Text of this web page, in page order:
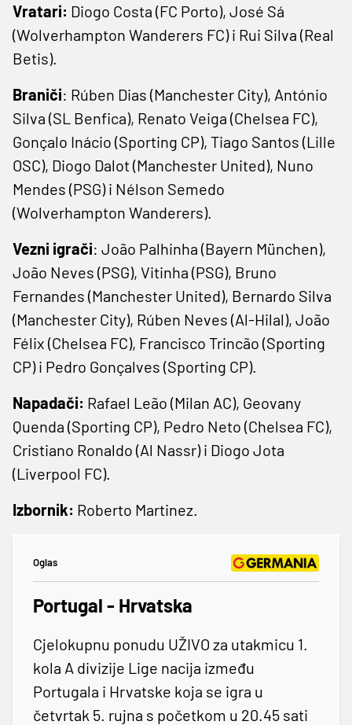
Vratari: Diogo Costa (FC Porto), José Sá
(Wolverhampton Wanderers FC) i Rui Silva (Real
Betis).
Braniči: Rúben Dias (Manchester City), António
Silva (SL Benfica), Renato Veiga (Chelsea FC),
Gonçalo Inácio (Sporting CP), Tiago Santos (Lille
OSC), Diogo Dalot (Manchester United), Nuno
Mendes (PSG) i Nélson Semedo
(Wolverhampton Wanderers).
Vezni igrači: João Palhinha (Bayern München),
João Neves (PSG), Vitinha (PSG), Bruno
Fernandes (Manchester United), Bernardo Silva
(Manchester City), Rúben Neves (Al-Hilal), João
Félix (Chelsea FC), Francisco Trincão (Sporting
CP) i Pedro Gonçalves (Sporting CP).
Napadači: Rafael Leão (Milan AC), Geovany
Quenda (Sporting CP), Pedro Neto (Chelsea FC),
Cristiano Ronaldo (Al Nassr) i Diogo Jota
(Liverpool FC).
Izbornik: Roberto Martinez.
Oglas
Portugal - Hrvatska
Cjelokupnu ponudu UŽIVO za utakmicu 1.
kola A divizije Lige nacija između
Portugala i Hrvatske koja se igra u
četvrtak 5. rujna s početkom u 20.45 sati